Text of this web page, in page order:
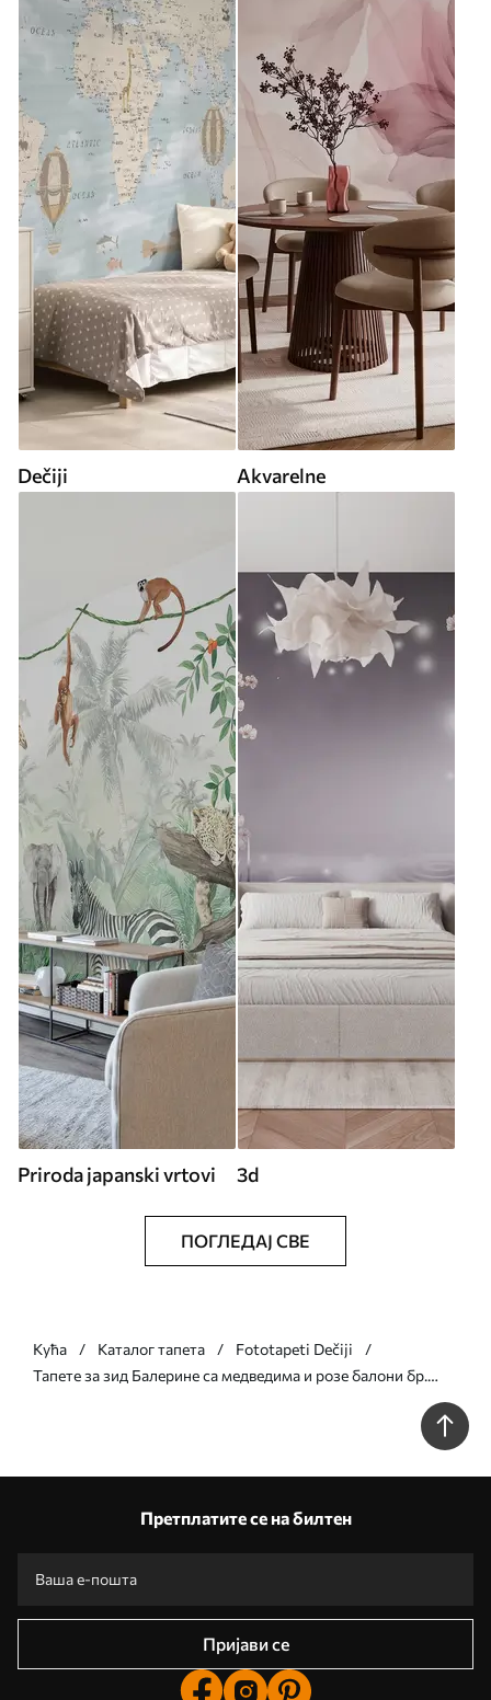
Dečiji Akvarelne
Priroda japanski vrtovi 3d
ПОГЛЕДАЈ СВЕ
Кућа Каталог тапета
Fototapeti Dečiji
Тапете за зид Балерине са медведима и розе балони бр.
Претплатите се на билтен
Пријави се